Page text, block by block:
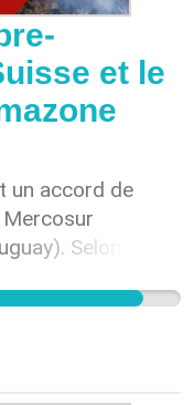
et le
un accord de
Mercosur
Selon les
commercial - un
de
non seulement